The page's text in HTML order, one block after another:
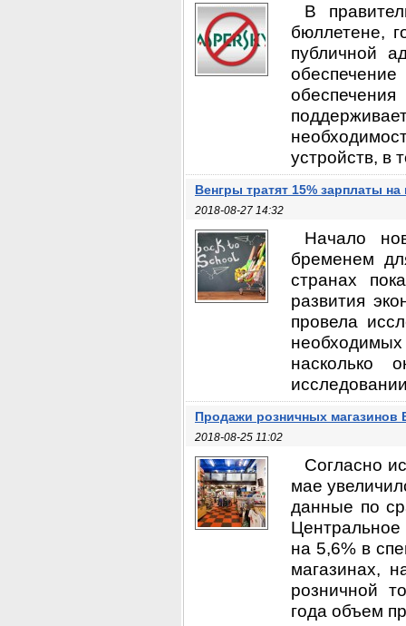
В
бюллетене,
публичной
обеспечение
обеспечения
устройств, в
Венгры тратят 15% зарплаты
2018-08-27 14:32
Начало
бременем
странах
развития
провела
насколько
Продажи розничных магазинов
2018-08-25 11:02
Согласно
мае
данные по
на 5,6% в
магазинах,
розничной
года объем